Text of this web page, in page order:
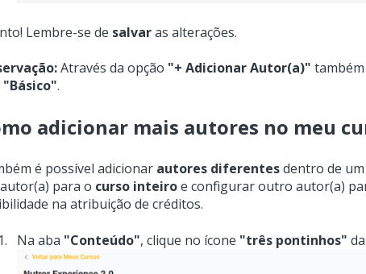
Lembre-se de salvaras alterações.
Através da opção "+ Adicionar Autor(a)"
"Básico".
adicionar mais autores no meu
é possível adicionar autores diferentesdentro de um
para o curso inteiroe configurar outro autor(a)
na atribuição de créditos.
Na aba "Conteúdo", clique no ícone "três pontinhos"